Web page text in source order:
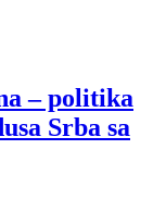
– politika
Srba sa